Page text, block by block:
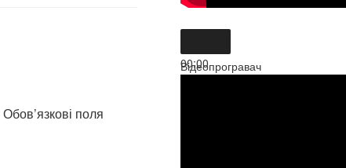
Обов’язкові поля
00:00
Використовуйте
Відеопрогравач